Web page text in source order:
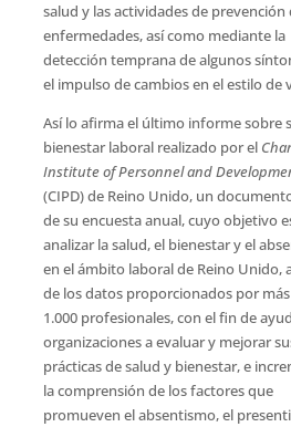
salud y las actividades de prevención
enfermedades, así como mediante la
detección temprana de algunos
el impulso de cambios en el estilo de
Así lo afirma el último informe sobre
bienestar laboral realizado por el
Institute of Personnel and
(CIPD) de Reino Unido, un
de su encuesta anual, cuyo objetivo
analizar la salud, el bienestar y el
en el ámbito laboral de Reino Unido,
de los datos proporcionados por
1.000 profesionales, con el fin de
organizaciones a evaluar y mejorar
prácticas de salud y bienestar, e
la comprensión de los factores que
promueven el absentismo, el